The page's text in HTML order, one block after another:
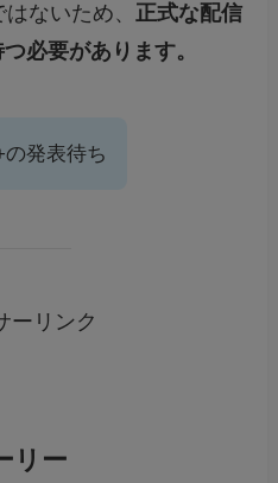
はないため、正式な配信
必要があります。
の発表待ち
ーリンク
リー